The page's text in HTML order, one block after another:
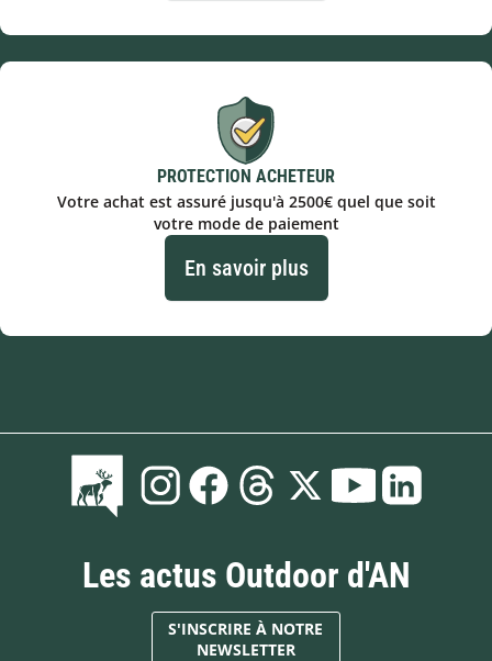
PROTECTION ACHETEUR
Votre achat est assuré jusqu'à 2500€ quel que soit
votre mode de paiement
En savoir plus
Les actus Outdoor d'AN
S'INSCRIRE À NOTRE
NEWSLETTER